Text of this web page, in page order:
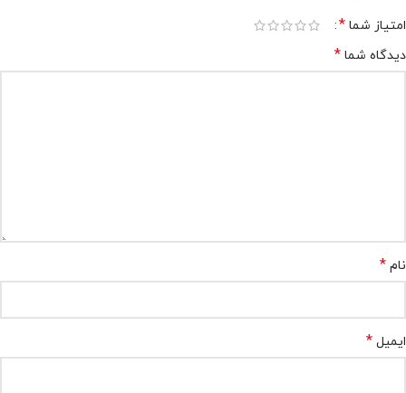
امتیاز شما *
دیدگاه شما *
نام *
ایمیل *